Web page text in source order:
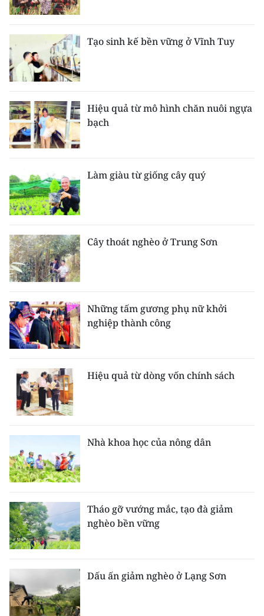
Tạo sinh kế bền vững ở Vĩnh Tuy
Hiệu quả từ mô hình chăn nuôi ngựa
bạch
Làm giàu từ giống cây quý
Cây thoát nghèo ở Trung Sơn
Những tấm gương phụ nữ khởi
nghiệp thành công
Hiệu quả từ dòng vốn chính sách
Nhà khoa học của nông dân
Tháo gỡ vướng mắc, tạo đà giảm
nghèo bền vững
Dấu ấn giảm nghèo ở Lạng Sơn